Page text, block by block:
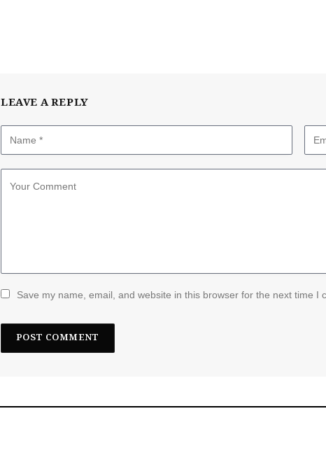
LEAVE A REPLY
Save my name, email, and website in this browser for the next time I